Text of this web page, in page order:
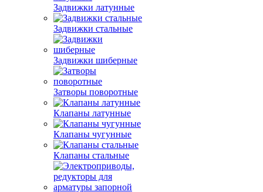
Задвижки латунные
Задвижки стальные
Задвижки шиберные
Затворы поворотные
Клапаны латунные
Клапаны чугунные
Клапаны стальные